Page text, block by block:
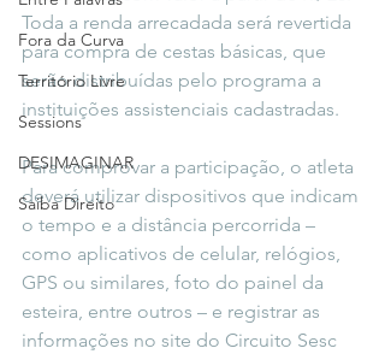
Fora da Curva
Território Livre
Sessions
DESIMAGINAR
Saiba Direito
Toda a renda arrecadada será revertida
para compra de cestas básicas, que
serão distribuídas pelo programa a
instituições assistenciais cadastradas.
Para comprovar a participação, o atleta
deverá utilizar dispositivos que indicam
o tempo e a distância percorrida –
como aplicativos de celular, relógios,
GPS ou similares, foto do painel da
esteira, entre outros – e registrar as
informações no site do Circuito Sesc